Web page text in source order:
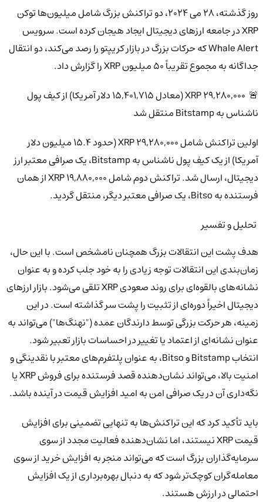
روز گذشته، ۲۸ می ۲۰۲۴، دو تراکنش بزرگ شامل میلیون‌ها توکن
XRP در جامعه ارزهای دیجیتال ایجاد هیجان کرده است. سرویس
Whale Alert که حرکات بزرگ در بازار کریپتو را رصد می‌کند، دو انتقال
جداگانه به مجموع تقریباً ۵۰ میلیون XRP را گزارش داد.
🚨 ۲۹,۲۸۰,۰۰۰ XRP (معادل ۱۵,۴۰۱,۷۱۵ دلار آمریکا) از کیف پول
ناشناس به Bitstamp منتقل شد
اولین تراکنش شامل ۲۹,۲۸۰,۰۰۰ XRP (حدود ۱۵.۴ میلیون دلار
آمریکا) از یک کیف پول ناشناس به Bitstamp، یک صرافی معتبر ارز
دیجیتال، ارسال شد. تراکنش دوم شامل ۱۹,۸۸۰,۰۰۰ XRP از همان
فرستنده به Bitso، یک صرافی معتبر دیگر، منتقل گردید.
تحلیل و تفسیر
هدف پشت این انتقالات بزرگ همچنان نامشخص است. با این حال،
زمان‌بندی این انتقالات توجه زیادی را به خود جلب کرده و به عنوان
نشانه‌های بالقوه‌ای برای روند صعودی XRP تلقی می‌شود. بازار ارزهای
دیجیتال اخیراً دوره‌ای از تثبیت را پشت سر گذاشته است. در این
زمینه، هر حرکت بزرگی توسط دارندگان عمده ("نهنگ‌ها") می‌تواند به
عنوان نشانه‌ای از اعتماد یا تغییر در احساسات بازار تعبیر شود.
انتخاب Bitstamp و Bitso، به عنوان پلتفرم‌های معتبر با نقدینگی و
امنیت بالا، می‌تواند نشان‌دهنده قصد فرستنده برای فروش XRP یا
نگه‌داری آن در یک صرافی امن به امید افزایش قیمت در آینده باشد.
باید تأکید کرد که این تراکنش‌ها به تنهایی تضمینی برای افزایش
قیمت XRP نیستند، اما نشان‌دهنده فعالیت مجدد از سوی
سرمایه‌گذاران بزرگ است که می‌تواند منجر به افزایش خرید از سوی
معامله‌گران کوچک‌تر شود که به دنبال بهره‌برداری از یک افزایش
احتمالی در ارزش هستند.